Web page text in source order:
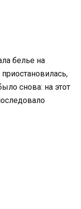
белье на
снова: на этот